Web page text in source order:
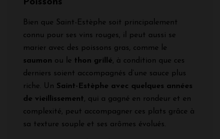
Poissons
Bien que Saint-Estèphe soit principalement
connu pour ses vins rouges, il peut aussi se
marier avec des poissons gras, comme le
saumon ou le thon grillé, à condition que ces
derniers soient accompagnés d’une sauce plus
riche. Un Saint-Estèphe avec quelques années
de vieillissement, qui a gagné en rondeur et en
complexité, peut accompagner ces plats grâce à
sa texture souple et ses arômes évolués.